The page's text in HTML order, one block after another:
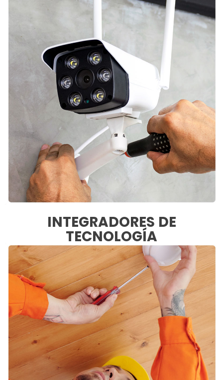
INTEGRADORES DE
TECNOLOGÍA